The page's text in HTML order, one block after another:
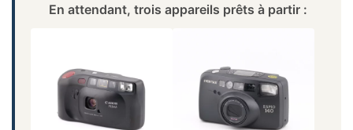
En attendant, trois appareils prêts à partir :